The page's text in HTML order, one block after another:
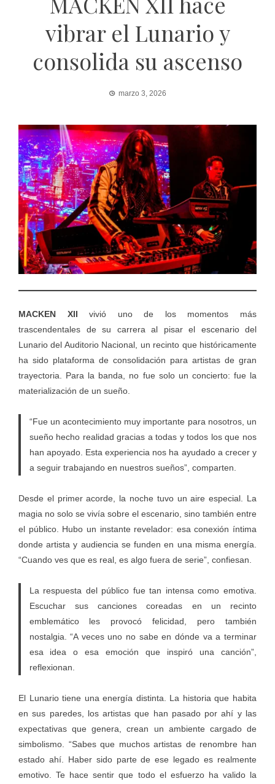
vibrar el Lunario y
consolida su ascenso
marzo 3, 2026
MACKEN XII vivió uno de los momentos más
trascendentales de su carrera al pisar el escenario del
Lunario del Auditorio Nacional, un recinto que históricamente
ha sido plataforma de consolidación para artistas de gran
trayectoria. Para la banda, no fue solo un concierto: fue la
materialización de un sueño.
“Fue un acontecimiento muy importante para nosotros, un
sueño hecho realidad gracias a todas y todos los que nos
han apoyado. Esta experiencia nos ha ayudado a crecer y
a seguir trabajando en nuestros sueños”, comparten.
Desde el primer acorde, la noche tuvo un aire especial. La
magia no solo se vivía sobre el escenario, sino también entre
el público. Hubo un instante revelador: esa conexión íntima
donde artista y audiencia se funden en una misma energía.
“Cuando ves que es real, es algo fuera de serie”, confiesan.
La respuesta del público fue tan intensa como emotiva.
Escuchar sus canciones coreadas en un recinto
emblemático les provocó felicidad, pero también
nostalgia. “A veces uno no sabe en dónde va a terminar
esa idea o esa emoción que inspiró una canción”,
reflexionan.
El Lunario tiene una energía distinta. La historia que habita
en sus paredes, los artistas que han pasado por ahí y las
expectativas que genera, crean un ambiente cargado de
simbolismo. “Sabes que muchos artistas de renombre han
estado ahí. Haber sido parte de ese legado es realmente
emotivo. Te hace sentir que todo el esfuerzo ha valido la